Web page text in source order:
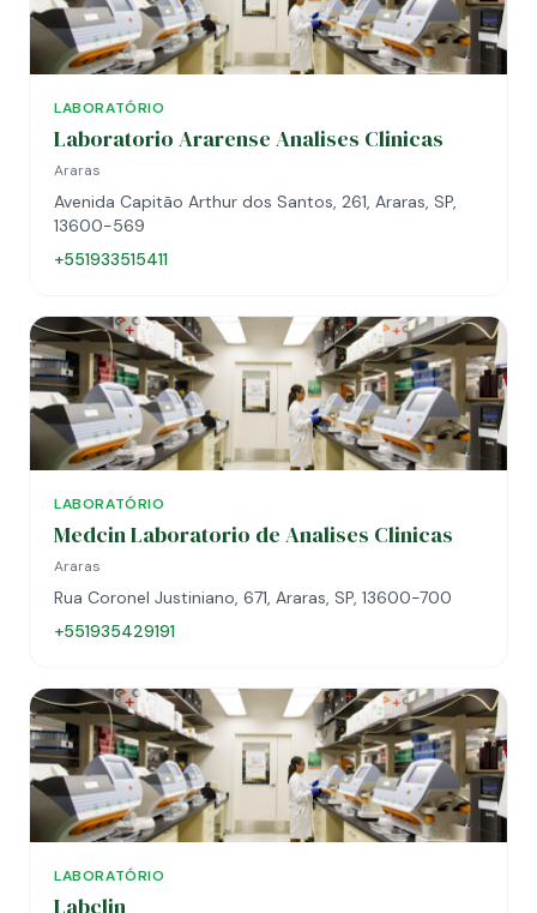
LABORATÓRIO
Laboratorio Ararense Analises Clinicas
Araras
Avenida Capitão Arthur dos Santos, 261, Araras, SP,
13600-569
+551933515411
LABORATÓRIO
Medcin Laboratorio de Analises Clinicas
Araras
Rua Coronel Justiniano, 671, Araras, SP, 13600-700
+551935429191
LABORATÓRIO
Labclin